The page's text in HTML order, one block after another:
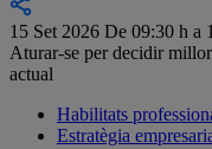
15 Set 2026 De 09:30 h a
Aturar-se per decidir
actual
Habilitats
Estratègia